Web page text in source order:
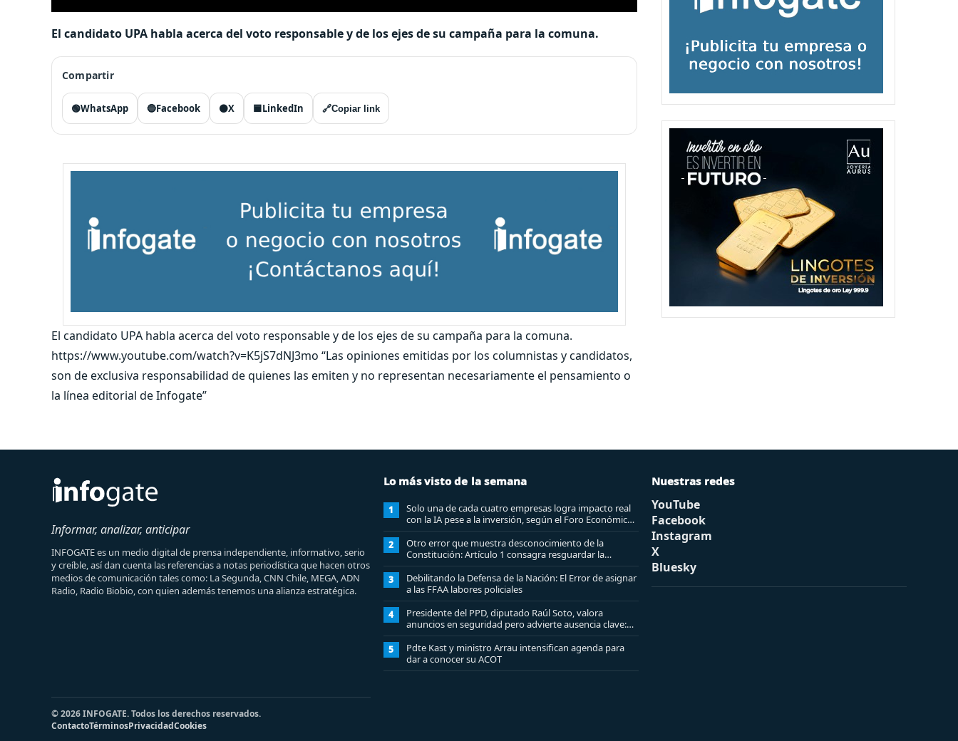
El candidato UPA habla acerca del voto responsable y de los ejes de su campaña para la comuna.
Compartir
🟢WhatsApp 🔵Facebook ⚫X 🟦LinkedIn 🔗Copiar link
El candidato UPA habla acerca del voto responsable y de los ejes de su campaña para la comuna.
https://www.youtube.com/watch?v=K5jS7dNJ3mo “Las opiniones emitidas por los columnistas y candidatos,
son de exclusiva responsabilidad de quienes las emiten y no representan necesariamente el pensamiento o
la línea editorial de Infogate”
Informar, analizar, anticipar
INFOGATE es un medio digital de prensa independiente, informativo, serio
y creíble, así dan cuenta las referencias a notas periodística que hacen otros
medios de comunicación tales como: La Segunda, CNN Chile, MEGA, ADN
Radio, Radio Biobio, con quien además tenemos una alianza estratégica.
Lo más visto de la semana
1
Solo una de cada cuatro empresas logra impacto real
con la IA pese a la inversión, según el Foro Económico
Mundial
2
Otro error que muestra desconocimiento de la
Constitución: Artículo 1 consagra resguardar la
seguridad nacional y proteger a los ciudadanos
3
Debilitando la Defensa de la Nación: El Error de asignar
a las FFAA labores policiales
4
Presidente del PPD, diputado Raúl Soto, valora
anuncios en seguridad pero advierte ausencia clave:
alzamiento del secreto bancario
5
Pdte Kast y ministro Arrau intensifican agenda para
dar a conocer su ACOT
Nuestras redes
YouTube
Facebook
Instagram
X
Bluesky
© 2026 INFOGATE. Todos los derechos reservados.
ContactoTérminosPrivacidadCookies